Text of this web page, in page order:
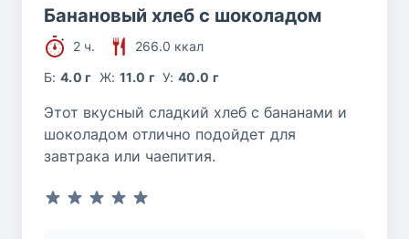
Банановый хлеб с шоколадом
2 ч.
266.0 ккал
Б:4.0 г Ж: 11.0 г У:40.0 г
Этот вкусный сладкий хлеб с бананами и
шоколадом отлично подойдет для
завтрака или чаепития.